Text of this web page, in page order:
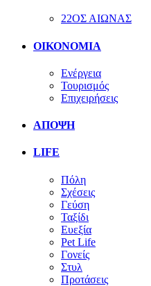
22ΟΣ ΑΙΩΝΑΣ
ΟΙΚΟΝΟΜΙΑ
Ενέργεια
Τουρισμός
Επιχειρήσεις
ΑΠΟΨΗ
LIFE
Πόλη
Σχέσεις
Γεύση
Ταξίδι
Ευεξία
Pet Life
Γονείς
Στυλ
Προτάσεις